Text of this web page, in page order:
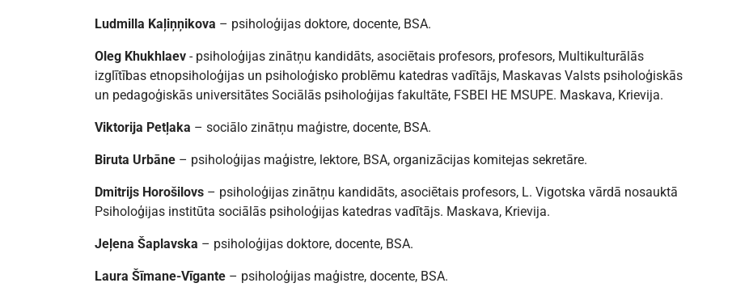
Ludmilla Kaļiņņikova – psiholoģijas doktore, docente, BSA.
Oleg Khukhlaev - psiholoģijas zinātņu kandidāts, asociētais profesors, profesors, Multikulturālās
izglītības etnopsiholoģijas un psiholoģisko problēmu katedras vadītājs, Maskavas Valsts psiholoģiskās
un pedagoģiskās universitātes Sociālās psiholoģijas fakultāte, FSBEI HE MSUPE. Maskava, Krievija.
Viktorija Petļaka – sociālo zinātņu maģistre, docente, BSA.
Biruta Urbāne – psiholoģijas maģistre, lektore, BSA, organizācijas komitejas sekretāre.
Dmitrijs Horošilovs – psiholoģijas zinātņu kandidāts, asociētais profesors, L. Vigotska vārdā nosauktā
Psiholoģijas institūta sociālās psiholoģijas katedras vadītājs. Maskava, Krievija.
Jeļena Šaplavska – psiholoģijas doktore, docente, BSA.
Laura Šīmane-Vīgante – psiholoģijas maģistre, docente, BSA.